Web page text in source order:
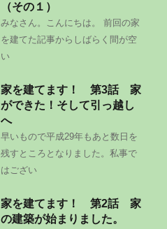
（その１）
みなさん。こんにちは。 前回の家
を建てた記事からしばらく間が空
い
家を建てます！ 第3話 家
ができた！そして引っ越し
へ
早いもので平成29年もあと数日を
残すところとなりました。私事で
はござい
家を建てます！ 第2話 家
の建築が始まりました。